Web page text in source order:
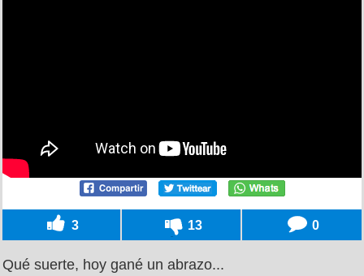
3 13 0
Qué suerte, hoy gané un abrazo...